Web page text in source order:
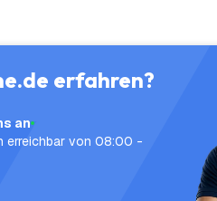
erfahren?
an
erreichbar von 08:00 -